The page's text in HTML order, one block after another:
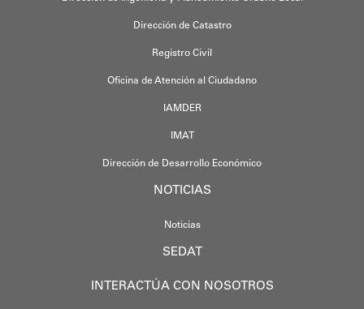
Dirección de Catastro
Registro Civil
Oficina de Atención al Ciudadano
IAMDER
IMAT
Dirección de Desarrollo Económico
NOTICIAS
Noticias
SEDAT
INTERACTÚA CON NOSOTROS